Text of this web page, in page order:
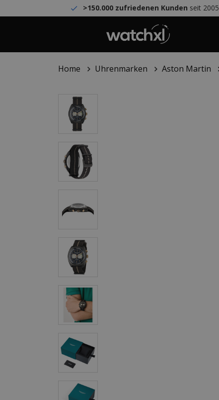
>150.000 zufriedenen Kunden seit 2005
Home Uhrenmarken Aston Martin